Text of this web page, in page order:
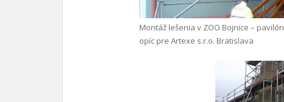
Montáž lešenia v ZOO Bojnice – pavilón
opíc pre Artexe s.r.o. Bratislava